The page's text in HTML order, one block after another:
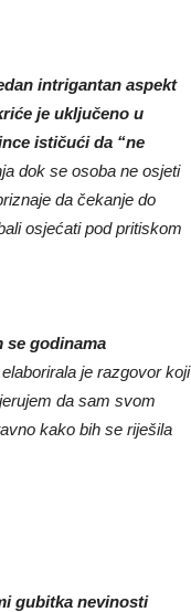
intrigantan aspekt
je uključeno u
ističući da “ne
dok se osoba ne osjeti
da čekanje do
osjećati pod pritiskom
se godinama
je razgovor koji
da sam svom
kako bih se riješila
gubitka nevinosti